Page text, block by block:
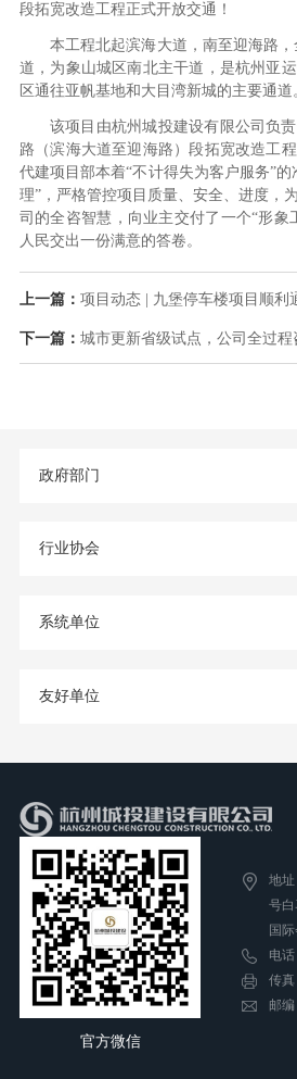
段拓宽改造工程正式开放交通！
本工程北起滨海大道，南至迎海路
道，为象山城区南北主干道，是杭州亚
区通往亚帆基地和大目湾新城的主要通道
该项目由杭州城投建设有限公司负
路（滨海大道至迎海路）段拓宽改造工
代建项目部本着“不计得失为客户服务”
理”，严格管控项目质量、安全、进度，
司的全咨智慧，向业主交付了一个“形象
人民交出一份满意的答卷。
上一篇： 项目动态 | 九堡停车楼项目顺利
下一篇： 城市更新省级试点，公司全过程
政府部门
行业协会
系统单位
友好单位
地
号白
国
电话
传真
邮编
官方微信